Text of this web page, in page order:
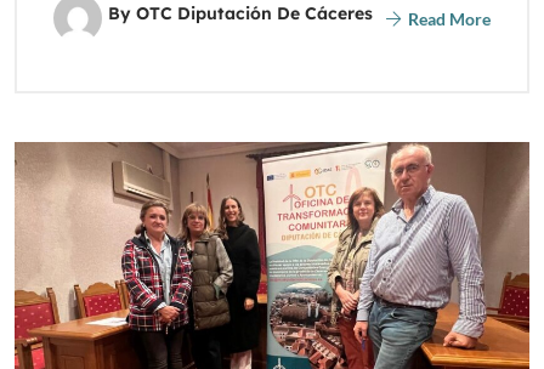
By OTC Diputación De Cáceres Read More